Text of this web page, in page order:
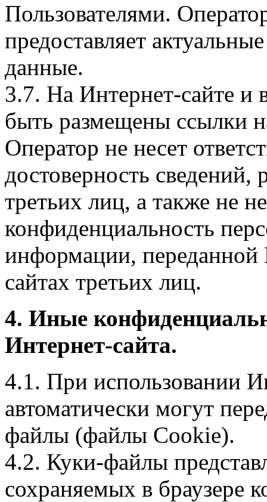
Пользователями.
предоставляет
данные.
3.7. На Интернет-сайте
быть размещены ссылки
Оператор не несет
достоверность
третьих лиц, а также не
конфиденциальность
информации, переданной
сайтах третьих лиц.
4. Иные
Интернет-сайта.
4.1. При использовании
автоматически могут
файлы (файлы Cookie).
4.2. Куки-файлы
сохраняемых в браузере